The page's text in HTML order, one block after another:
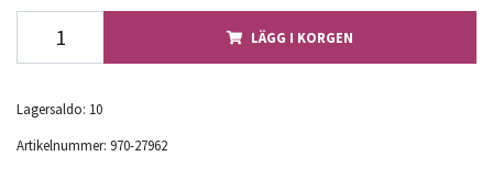
LÄGG I KORGEN
Lagersaldo: 10
Artikelnummer: 970-27962